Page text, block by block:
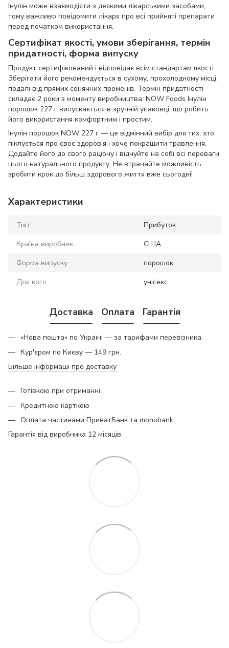
Інулін може взаємодіяти з деякими лікарськими засобами,
тому важливо повідомити лікаря про всі прийняті препарати
перед початком використання.
Сертифікат якості, умови зберігання, термін
придатності, форма випуску
Продукт сертифікований і відповідає всім стандартам якості.
Зберігати його рекомендується в сухому, прохолодному місці,
подалі від прямих сонячних променів. Термін придатності
складає 2 роки з моменту виробництва. NOW Foods Інулін
порошок 227 г випускається в зручній упаковці, що робить
його використання комфортним і простим.
Інулін порошок NOW 227 г — це відмінний вибір для тих, хто
піклується про своє здоров’я і хоче покращити травлення.
Додайте його до свого раціону і відчуйте на собі всі переваги
цього натурального продукту. Не втрачайте можливість
зробити крок до більш здорового життя вже сьогодні!
Характеристики
Тип
Прибуток
Країна виробник
США
Форма випуску
порошок
Для кого
унісекс
Доставка Оплата Гарантія
«Нова пошта» по Україні — за тарифами перевізника.
Кур'єром по Києву — 149 грн.
Більше інформації про доставку
Готівкою при отриманні
Кредитною карткою
Оплата частинами ПриватБанк та monobank
Гарантія від виробника 12 місяців.